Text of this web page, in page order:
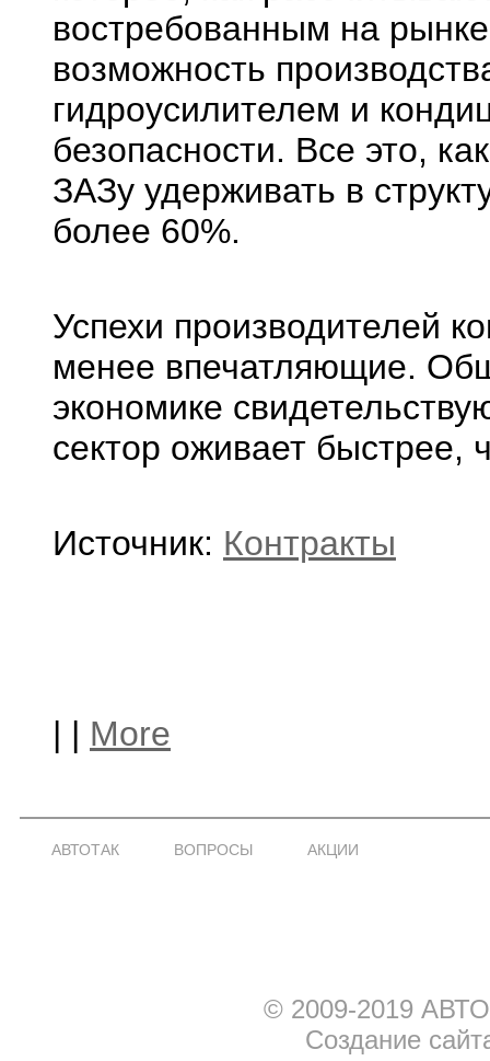
востребованным на
возможность
гидроусилителем и
безопасности. Все это,
ЗАЗу удерживать в
более 60%.
Успехи производителей
менее впечатляющие.
экономике
сектор оживает быстрее,
Источник: Контракты
| | More
АВТОТАК ВОПРОСЫ АКЦИИ
© 2009-2019
Создание